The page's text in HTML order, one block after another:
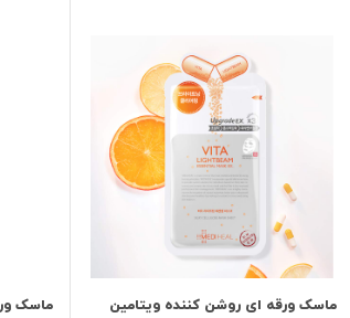
ماسک ورقه ای روشن کننده ویتامین
ماسک